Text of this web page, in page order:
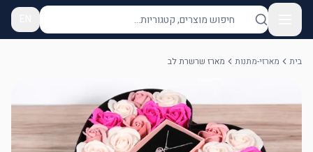
בית מארזי-מתנות מארז שרשרת לב